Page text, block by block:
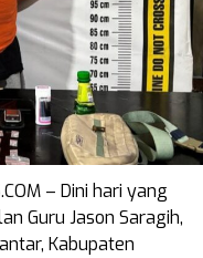
– Dini hari yang
Guru Jason Saragih,
Kabupaten